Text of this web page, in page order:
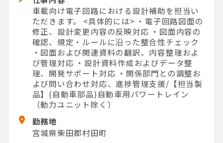
車載向け電子回路における設計補助を担当い
ただきます。 <具体的には> ・電子回路図面の
修正、設計変更内容の反映対応 ・図面内容の
確認、規定・ルールに沿った整合性チェック
・図面および関連資料の翻訳、内容整理およ
び管理対応 ・設計資料作成およびデータ整
理、開発サポート対応 ・関係部門との調整お
よび問い合わせ対応、進捗管理支援/【担当製
品】(自動車部品)自動車用パワートレイン
（動力ユニット除く）
勤務地
宮城県柴田郡村田町